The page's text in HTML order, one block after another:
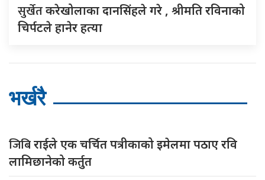
सुर्खेतकरेखोलाका दानसिंहले गरे , श्रीमति रविनाको
चिर्पटले हानेर हत्या
भर्खरै
जिबिराईले एक चर्चित पत्रीकाको इमेलमा पठाए रवि
लामिछानेको कर्तुत